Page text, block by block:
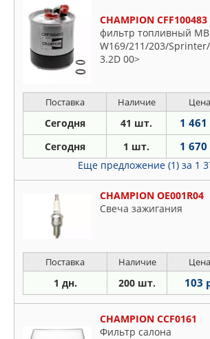
CHAMPION CFF100483
фильтр топливный MB
W169/211/203/
3.2D 00>
Поставка Наличие Цена
Сегодня 41 шт. 1 461
Сегодня 1 шт. 1 670
Еще предложение (1) за 1
CHAMPION OE001R04
Свеча зажигания
Поставка Наличие Цена
1 дн. 200 шт. 103
CHAMPION CCF0161
Фильтр салона